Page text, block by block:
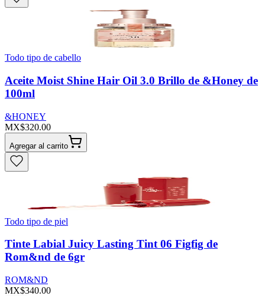
Todo tipo de cabello
Aceite Moist Shine Hair Oil 3.0 Brillo de &Honey de
100ml
&HONEY
MX$320.00
Agregar al carrito
Todo tipo de piel
Tinte Labial Juicy Lasting Tint 06 Figfig de
Rom&nd de 6gr
ROM&ND
MX$340.00